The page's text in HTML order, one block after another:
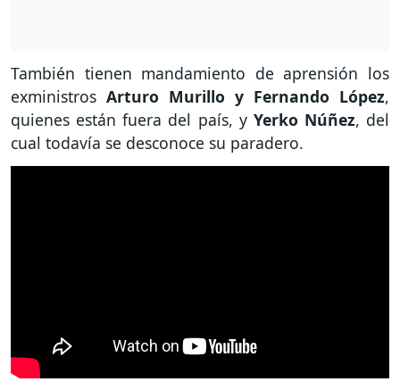
También tienen mandamiento de aprensión los
exministros Arturo Murillo y Fernando López,
quienes están fuera del país, yYerko Núñez, del
cual todavía se desconoce su paradero.